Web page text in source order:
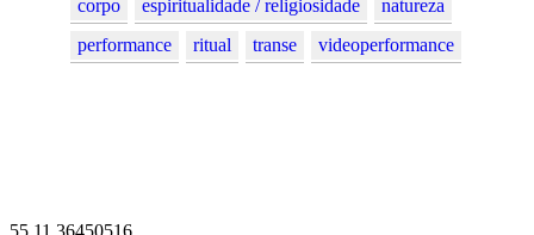
corpo
espiritualidade / religiosidade
natureza
performance
ritual transe videoperformance